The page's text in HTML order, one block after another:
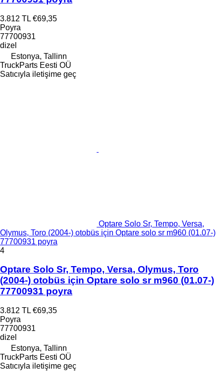
3.812 TL €69,35
Poyra
77700931
dizel
Estonya, Tallinn
TruckParts Eesti OÜ
Satıcıyla iletişime geç
Optare Solo Sr, Tempo, Versa,
Olymus, Toro (2004-) otobüs için Optare solo sr m960 (01.07-)
77700931 poyra
4
Optare Solo Sr, Tempo, Versa, Olymus, Toro
(2004-) otobüs için Optare solo sr m960 (01.07-)
77700931 poyra
3.812 TL €69,35
Poyra
77700931
dizel
Estonya, Tallinn
TruckParts Eesti OÜ
Satıcıyla iletişime geç